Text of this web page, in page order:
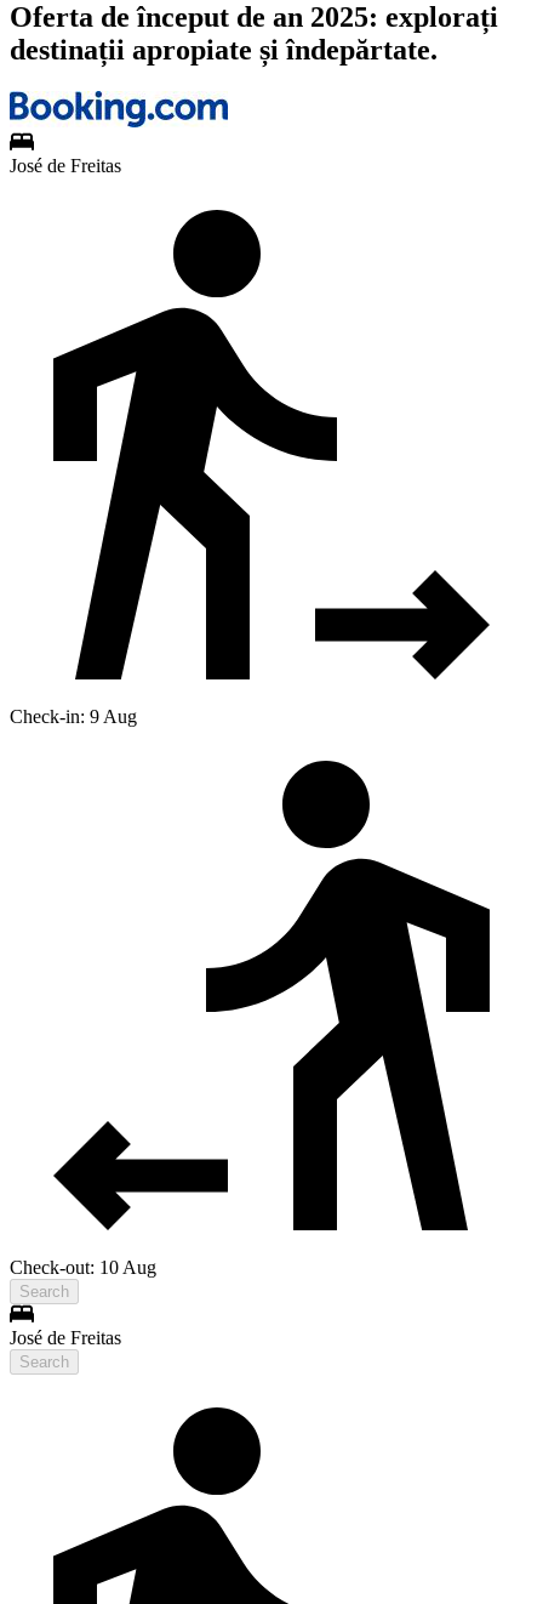
Oferta de început de an 2025: explorați
destinații apropiate și îndepărtate.
José de Freitas
Check-in: 9 Aug
Check-out: 10 Aug
Search
José de Freitas
Search